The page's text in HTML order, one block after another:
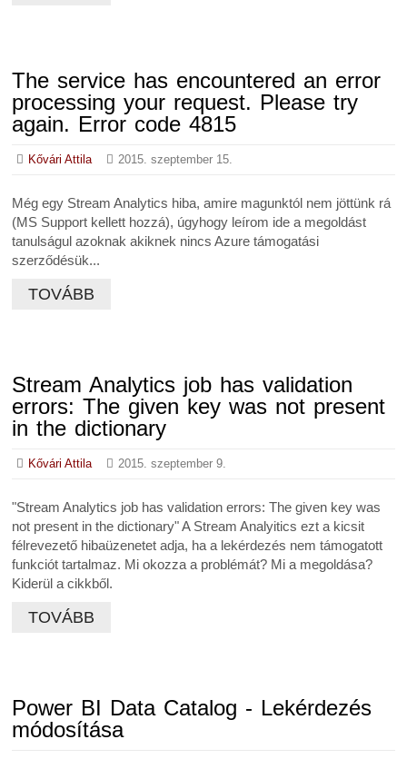
The service has encountered an error
processing your request. Please try
again. Error code 4815
Kővári Attila 2015. szeptember 15.
Még egy Stream Analytics hiba, amire magunktól nem jöttünk rá
(MS Support kellett hozzá), úgyhogy leírom ide a megoldást
tanulságul azoknak akiknek nincs Azure támogatási
szerződésük...
TOVÁBB
Stream Analytics job has validation
errors: The given key was not present
in the dictionary
Kővári Attila 2015. szeptember 9.
"Stream Analytics job has validation errors: The given key was
not present in the dictionary" A Stream Analyitics ezt a kicsit
félrevezető hibaüzenetet adja, ha a lekérdezés nem támogatott
funkciót tartalmaz. Mi okozza a problémát? Mi a megoldása?
Kiderül a cikkből.
TOVÁBB
Power BI Data Catalog - Lekérdezés
módosítása